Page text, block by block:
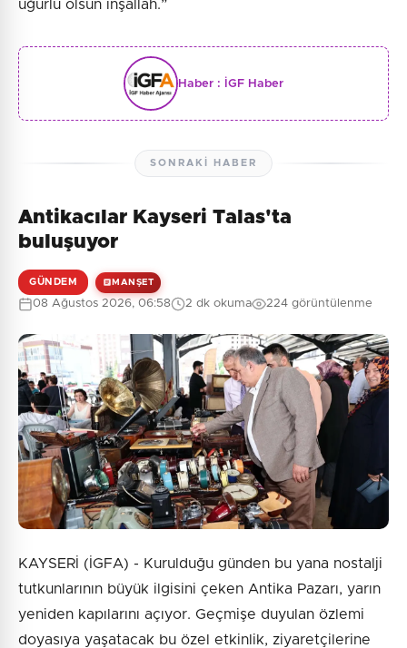
uğurlu olsun inşallah.”
Haber : İGF Haber
SONRAKI HABER
Antikacılar Kayseri Talas'ta
buluşuyor
GÜNDEM MANŞET
08 Ağustos 2026, 06:58 2 dk okuma 224 görüntülenme
KAYSERİ (İGFA) - Kurulduğu günden bu yana nostalji
tutkunlarının büyük ilgisini çeken Antika Pazarı, yarın
yeniden kapılarını açıyor. Geçmişe duyulan özlemi
doyasıya yaşatacak bu özel etkinlik, ziyaretçilerine